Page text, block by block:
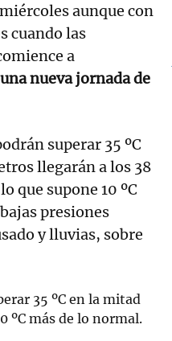
aunque con
cuando las
a
nueva jornada de
superar 35 ºC
llegarán a los 38
que supone 10 ºC
presiones
y lluvias, sobre
35 ºC en la mitad
ºC más de lo normal.